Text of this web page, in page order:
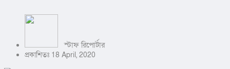
স্টাফ রিপোর্টার
প্রকাশিতঃ 18 April, 2020